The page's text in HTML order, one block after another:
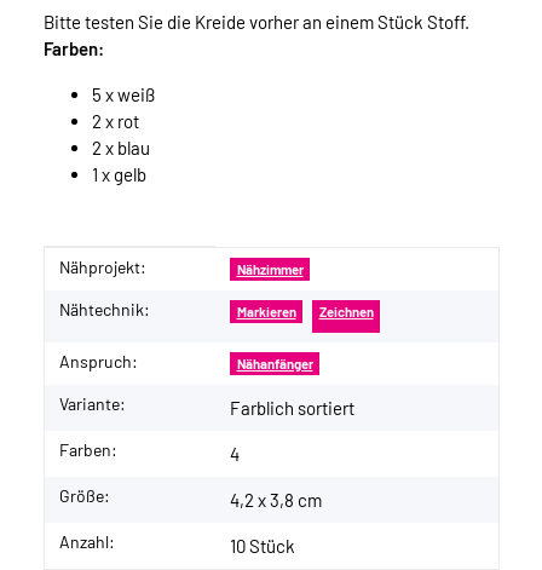
Bitte testen Sie die Kreide vorher an einem Stück Stoff.
Farben:
5 x weiß
2 x rot
2 x blau
1 x gelb
Produkteigenschaft
Wert
Nähprojekt: Nähzimmer
Nähtechnik: Markieren Zeichnen
Anspruch: Nähanfänger
Variante: Farblich sortiert
Farben: 4
Größe: 4,2 x 3,8 cm
Anzahl: 10 Stück